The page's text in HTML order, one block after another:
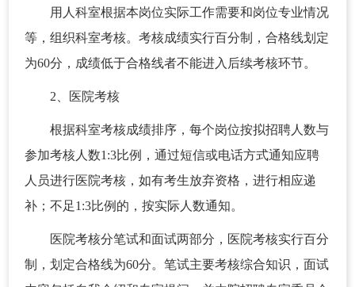
用人科室根据本岗位实际工作需要和岗位专业情况
等，组织科室考核。考核成绩实行百分制，合格线划定
为60分，成绩低于合格线者不能进入后续考核环节。
2、医院考核
根据科室考核成绩排序，每个岗位按拟招聘人数与
参加考核人数1:3比例，通过短信或电话方式通知应聘
人员进行医院考核，如有考生放弃资格，进行相应递
补；不足1:3比例的，按实际人数通知。
医院考核分笔试和面试两部分，医院考核实行百分
制，划定合格线为60分。笔试主要考核综合知识，面试